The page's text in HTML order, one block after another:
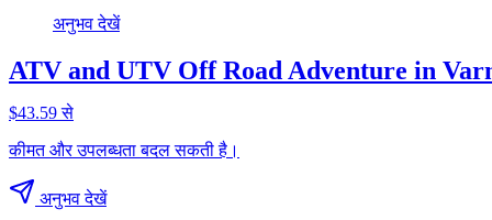
अनुभव देखें
ATV and UTV Off Road Adventure in
$43.59 से
कीमत और उपलब्धता बदल सकती है।
अनुभव देखें